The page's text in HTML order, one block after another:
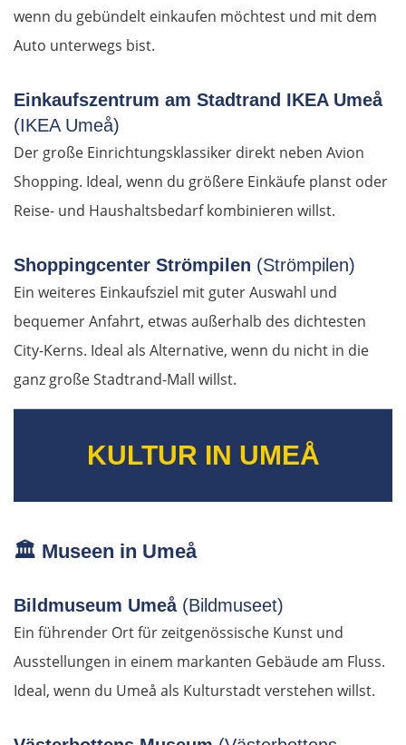
wenn du gebündelt einkaufen möchtest und mit dem
Auto unterwegs bist.
Einkaufszentrum am Stadtrand IKEA Umeå
(IKEA Umeå)
Der große Einrichtungsklassiker direkt neben Avion
Shopping. Ideal, wenn du größere Einkäufe planst oder
Reise- und Haushaltsbedarf kombinieren willst.
Shoppingcenter Strömpilen (Strömpilen)
Ein weiteres Einkaufsziel mit guter Auswahl und
bequemer Anfahrt, etwas außerhalb des dichtesten
City-Kerns. Ideal als Alternative, wenn du nicht in die
ganz große Stadtrand-Mall willst.
KULTUR IN UMEÅ
🏛️ Museen in Umeå
Bildmuseum Umeå (Bildmuseet)
Ein führender Ort für zeitgenössische Kunst und
Ausstellungen in einem markanten Gebäude am Fluss.
Ideal, wenn du Umeå als Kulturstadt verstehen willst.
Lamia
Livanates
Chalkida
SÜDROUTE
Athen
Mesolongi
Ioannina
Edessa
Polykastro
Bulgarien West
Petritsch